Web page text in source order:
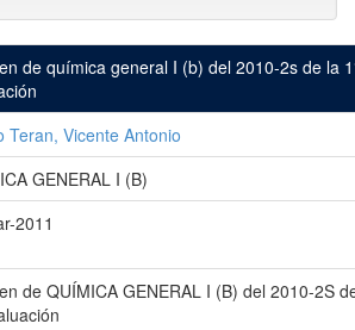
de química general I (b) del 2010-2s de la
Teran, Vicente Antonio
GENERAL I (B)
2011
de QUÍMICA GENERAL I (B) del 2010-2S